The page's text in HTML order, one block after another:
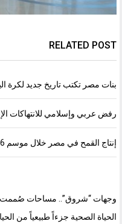
RELATED POST
بنات مصر تكتب تاريخ جديد لكرة
رفض عربي وإسلامي للانتهاكات
إنتاج القمح في مصر خلال موسم 2026، يتجاوز 10 ملايين طن
وجهات “شروق”.. مساحات صُممت
الحياة الصحية جزءاً طبيعياً من